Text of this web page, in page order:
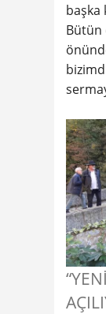
başka
Bütün